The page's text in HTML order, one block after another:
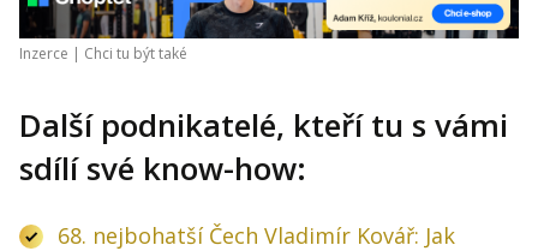
Inzerce | Chci tu být také
Další podnikatelé, kteří tu s vámi
sdílí své know-how:
68. nejbohatší Čech Vladimír Kovář: Jak